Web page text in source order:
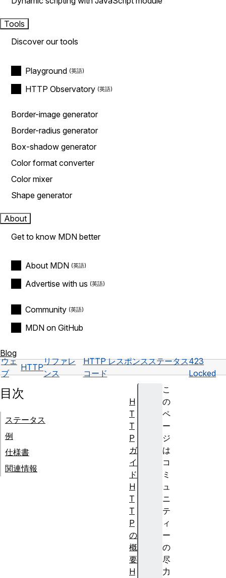
Tools
Discover our tools
Playground
HTTP Observatory
Border-image generator
Border-radius generator
Box-shadow generator
Color format converter
Color mixer
Shape generator
About
Get to know MDN better
About MDN
Advertise with us
Community
MDN on GitHub
Blog
ウェ
ブ
HTTP
リファレ
ンス
HTTP レスポンスステータス
コード
423
Locked
こ
の
ペ
ー
ジ
は
コ
ミ
ュ
ニ
テ
ィ
ー
の
尽
力
目次
ステータス
例
仕様書
関連情報
H
T
T
P
ガ
イ
ド
H
T
T
P
の
概
要
H